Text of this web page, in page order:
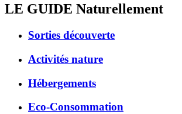
LE GUIDE Naturellement
Sorties découverte
Activités nature
Hébergements
Eco-Consommation